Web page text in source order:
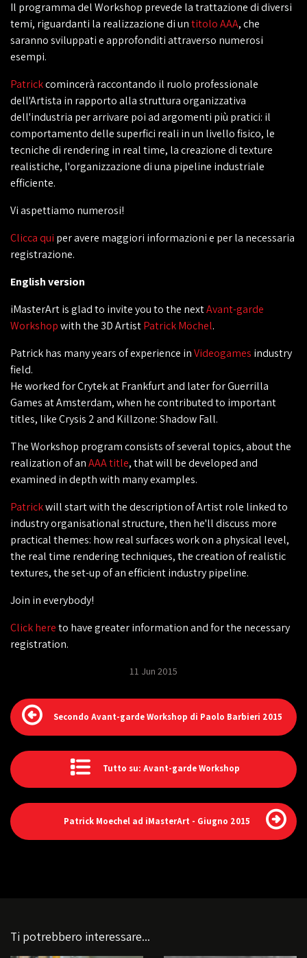
Il programma del Workshop prevede la trattazione di diversi
temi, riguardanti la realizzazione di untitolo AAA, che
saranno sviluppati e approfonditi attraverso numerosi
esempi.
Patrickcomincerà raccontando il ruolo professionale
dell'Artista in rapporto alla struttura organizzativa
dell'industria per arrivare poi ad argomenti più pratici: il
comportamento delle superfici reali in un livello fisico, le
tecniche di rendering in real time, la creazione di texture
realistiche, l'organizzazione di una pipeline industriale
efficiente.
Vi aspettiamo numerosi!
‎Clicca qui per avere maggiori informazioni e per la necessaria
registrazione.
English version
iMasterArt is glad to invite you to the nextAvant-garde
Workshopwith the 3D ArtistPatrick Möchel.
Patrick has many years of experience inVideogames industry
field.
He worked for Crytek at Frankfurt and later for Guerrilla
Games at Amsterdam, when he contributed to important
titles, like Crysis 2 and Killzone: Shadow Fall.
The Workshop program consists of several topics, about the
realization of anAAA title, that will be developed and
examined in depth with many examples.
Patrickwill start with the description of Artist role linked to
industry organisational structure, then he'll discuss more
practical themes: how real surfaces work on a physical level,
the real time rendering techniques, the creation of realistic
textures, the set-up of an efficient industry pipeline.
Join in everybody!
‎Click hereto have greater information and for the necessary
registration.
11 Jun 2015
Secondo Avant-garde Workshop di Paolo Barbieri 2015
Tutto su: Avant-garde Workshop
Patrick Moechel ad iMasterArt - Giugno 2015
Ti potrebbero interessare...